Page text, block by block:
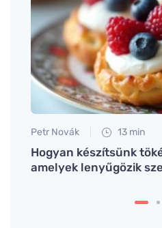
Petr Novák 13 min
Hogyan készítsünk
amelyek lenyűgözik